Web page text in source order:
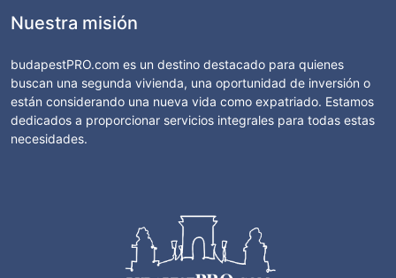
Nuestra misión
budapestPRO.com es un destino destacado para quienes
buscan una segunda vivienda, una oportunidad de inversión o
están considerando una nueva vida como expatriado. Estamos
dedicados a proporcionar servicios integrales para todas estas
necesidades.